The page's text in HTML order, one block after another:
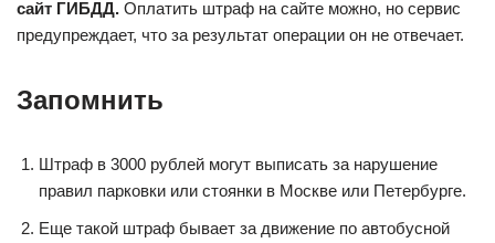
сайт ГИБДД. Оплатить штраф на сайте можно, но сервис
предупреждает, что за результат операции он не отвечает.
Запомнить
Штраф в 3000 рублей могут выписать за нарушение
правил парковки или стоянки в Москве или Петербурге.
Еще такой штраф бывает за движение по автобусной